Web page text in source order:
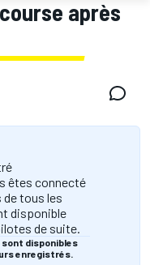
après
êtes connecté
tous les
disponible
de suite.
disponibles
enregistrés.